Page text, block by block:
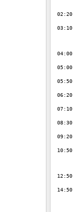
02:20
03:10
04:00
05:00
05:50
06:20
07:10
08:30
09:20
10:50
12:50
14:50